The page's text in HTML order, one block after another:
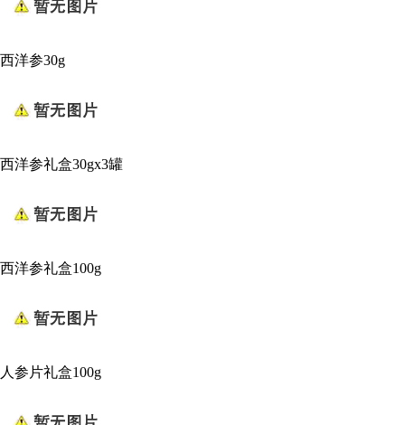
西洋参30g
西洋参礼盒30gx3罐
西洋参礼盒100g
人参片礼盒100g